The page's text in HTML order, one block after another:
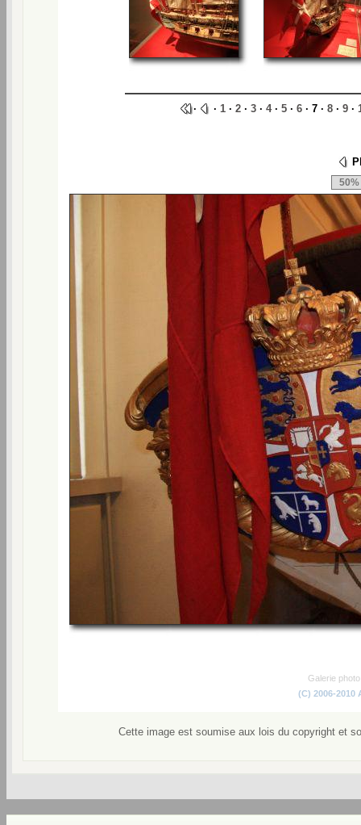
· · 1 · 2 · 3 · 4· 5 · 6 · 7 · 8 · 9 ·
Galerie
(C) 2006-2010
Cette image est soumise aux lois du copyright et